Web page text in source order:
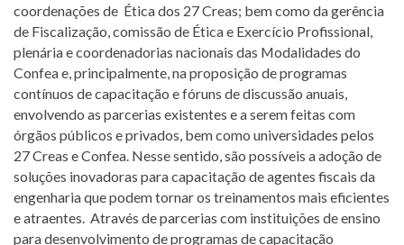
coordenações de Ética dos 27 Creas; bem como da gerência
de Fiscalização, comissão de Ética e Exercício Profissional,
plenária e coordenadorias nacionais das Modalidades do
Confea e, principalmente, na proposição de programas
contínuos de capacitação e fóruns de discussão anuais,
envolvendo as parcerias existentes e a serem feitas com
órgãos públicos e privados, bem como universidades pelos
27 Creas e Confea. Nesse sentido, são possíveis a adoção de
soluções inovadoras para capacitação de agentes fiscais da
engenharia que podem tornar os treinamentos mais eficientes
e atraentes. Através de parcerias com instituições de ensino
para desenvolvimento de programas de capacitação